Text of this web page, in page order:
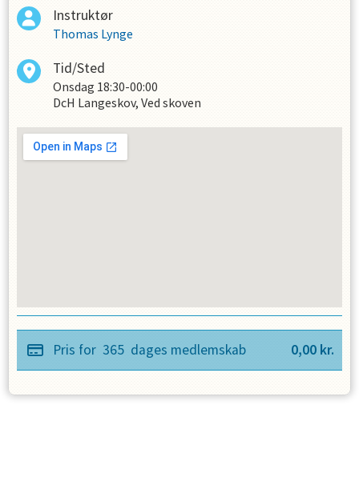
Instruktør
Thomas Lynge
Tid/Sted
Onsdag 18:30-00:00
DcH Langeskov, Ved skoven
Pris for 365 dages medlemskab 0,00 kr.